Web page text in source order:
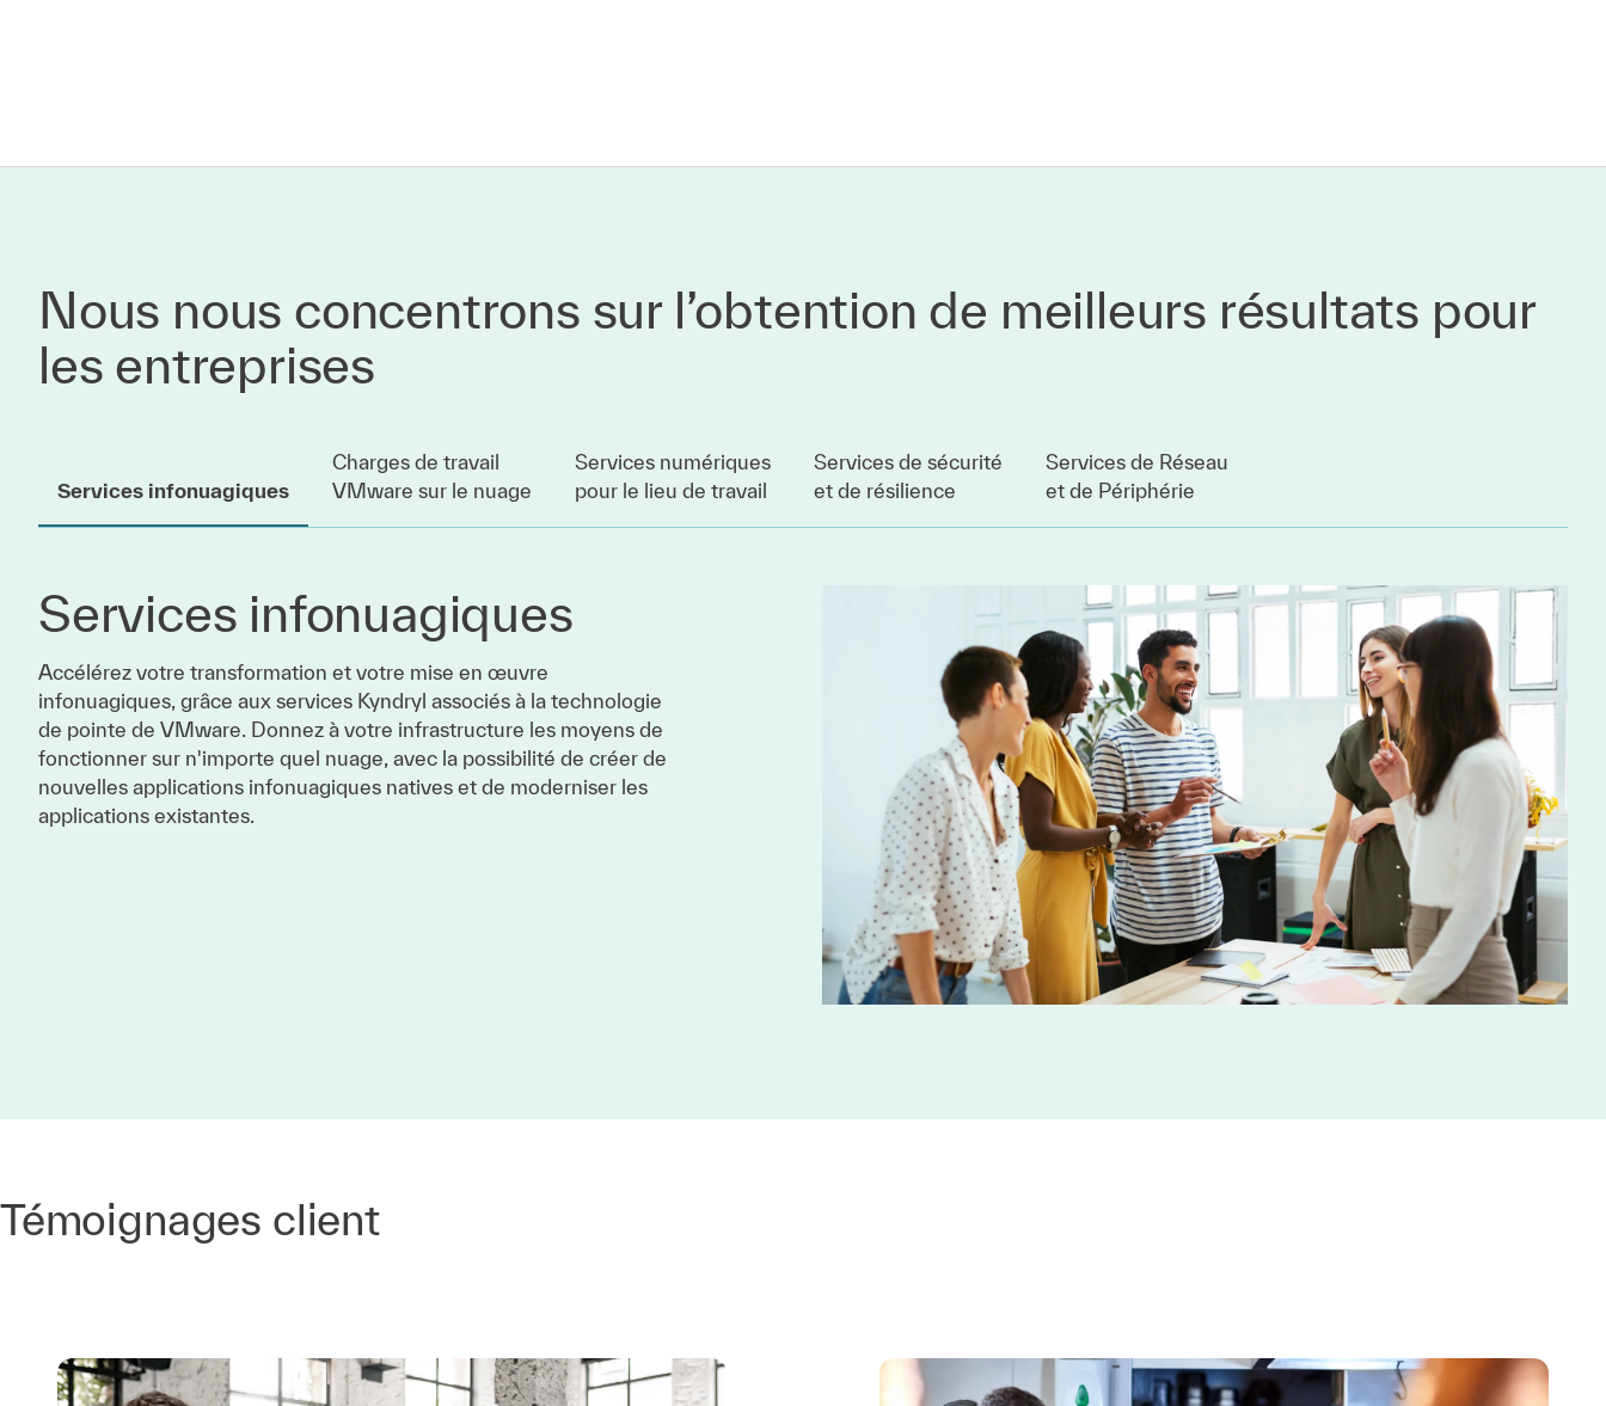
Nous nous concentrons sur l’obtention de meilleurs résultats pour
les entreprises
Services infonuagiques
Charges de travail
VMware sur le nuage
Services numériques
pour le lieu de travail
Services de sécurité
et de résilience
Services de Réseau
et de Périphérie
Services infonuagiques
Accélérez votre transformation et votre mise en œuvre
infonuagiques, grâce aux services Kyndryl associés à la technologie
de pointe de VMware. Donnez à votre infrastructure les moyens de
fonctionner sur n'importe quel nuage, avec la possibilité de créer de
nouvelles applications infonuagiques natives et de moderniser les
applications existantes.
Témoignages client